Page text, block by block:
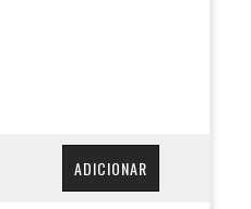
ADICIONAR